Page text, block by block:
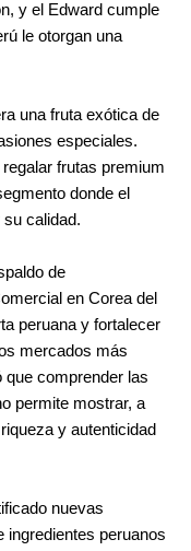
y el Edward cumple
le otorgan una
una fruta exótica de
especiales.
frutas premium
donde el
calidad.
de
en Corea del
peruana y fortalecer
mercados más
que comprender las
permite mostrar, a
y autenticidad
nuevas
ingredientes peruanos